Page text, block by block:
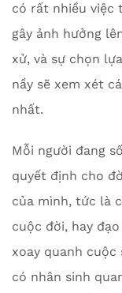
có rất nhiều việc
gây ảnh hưởng
xử, và sự chọn
nầy sẽ xem xét
nhất.
Mỗi người đang
quyết định cho
của mình, tức là
cuộc đời, hay
xoay quanh cuộc
có nhân sinh